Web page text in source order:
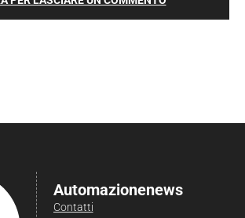
Automazionenews
Contatti